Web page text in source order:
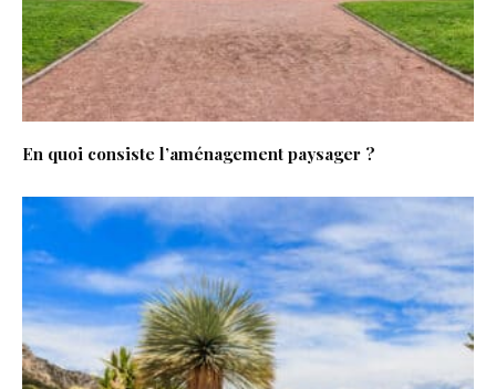
En quoi consiste l’aménagement paysager ?